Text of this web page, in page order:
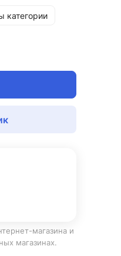
категории
магазина и
магазинах.